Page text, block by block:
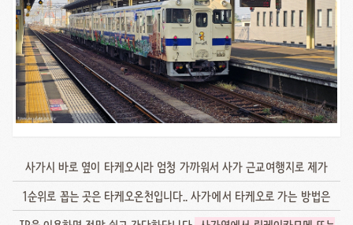
사가시 바로 옆이 타케오시라 엄청 가까워서 사가 근교여행지로 제가
1순위로 꼽는 곳은 타케오온천입니다.. 사가에서 타케오로 가는 방법은